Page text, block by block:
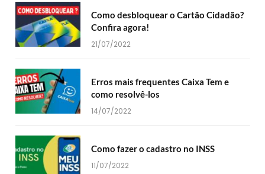
Como desbloquear o Cartão Cidadão?
Confira agora!
21/07/2022
Erros mais frequentes Caixa Tem e
como resolvê-los
14/07/2022
Como fazer o cadastro no INSS
11/07/2022